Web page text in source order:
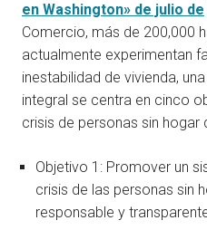
en Washington» de julio de
Comercio, más de 200,000
actualmente experimentan
inestabilidad de vivienda,
integral se centra en cinco
crisis de personas sin hogar
Objetivo 1: Promover un
crisis de las personas sin
responsable y